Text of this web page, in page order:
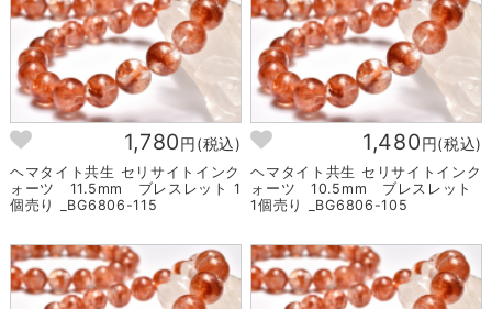
1,780円(税込)
ヘマタイト共生 セリサイトインク
ォーツ 11.5mm ブレスレット 1
個売り _BG6806-115
1,480円(税込)
ヘマタイト共生 セリサイトインク
ォーツ 10.5mm ブレスレット
1個売り _BG6806-105